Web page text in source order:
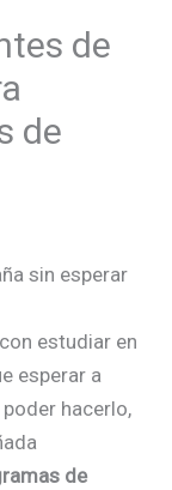
de
de
sin esperar
estudiar en
esperar a
hacerlo,
de